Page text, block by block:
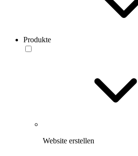
Produkte
Website erstellen